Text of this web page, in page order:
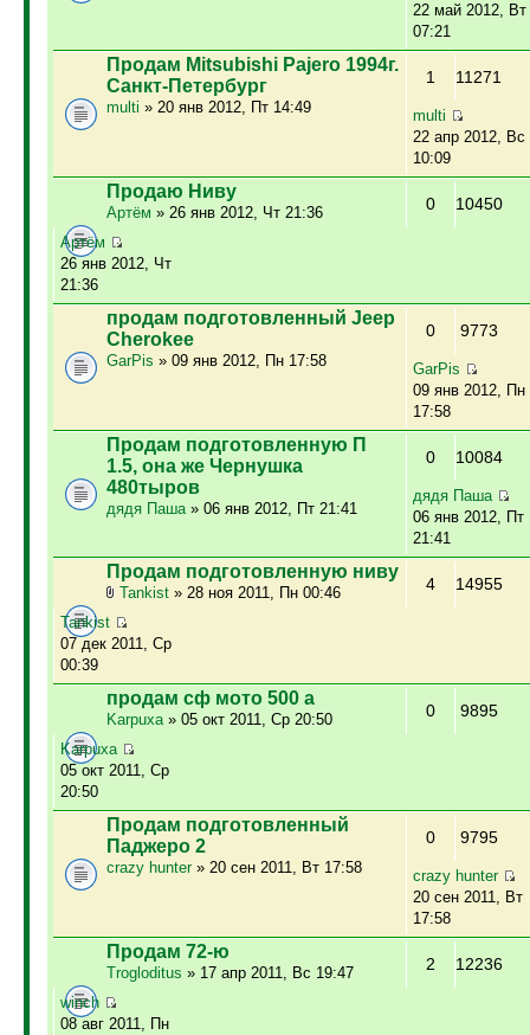
22 май 2012, Вт
07:21
Продам Mitsubishi Pajero 1994г.
Санкт-Петербург
multi » 20 янв 2012, Пт 14:49
1 11271
multi
22 апр 2012, Вс
10:09
Продаю Ниву
Артём » 26 янв 2012, Чт 21:36 0 10450
Артём
26 янв 2012, Чт
21:36
продам подготовленный Jeep
Cherokee
GarPis » 09 янв 2012, Пн 17:58
0 9773
GarPis
09 янв 2012, Пн
17:58
Продам подготовленную П
1.5, она же Чернушка
480тыров
дядя Паша» 06 янв 2012, Пт 21:41
0 10084
дядя Паша
06 янв 2012, Пт
21:41
Продам подготовленную ниву
Tankist» 28 ноя 2011, Пн 00:46 4 14955
Tankist
07 дек 2011, Ср
00:39
продам сф мото 500 а
Karpuxa» 05 окт 2011, Ср 20:50 0 9895
Karpuxa
05 окт 2011, Ср
20:50
Продам подготовленный
Паджеро 2
crazy hunter» 20 сен 2011, Вт 17:58
0 9795
crazy hunter
20 сен 2011, Вт
17:58
Продам 72-ю
Trogloditus » 17 апр 2011, Вс 19:47 2 12236
winch
08 авг 2011, Пн